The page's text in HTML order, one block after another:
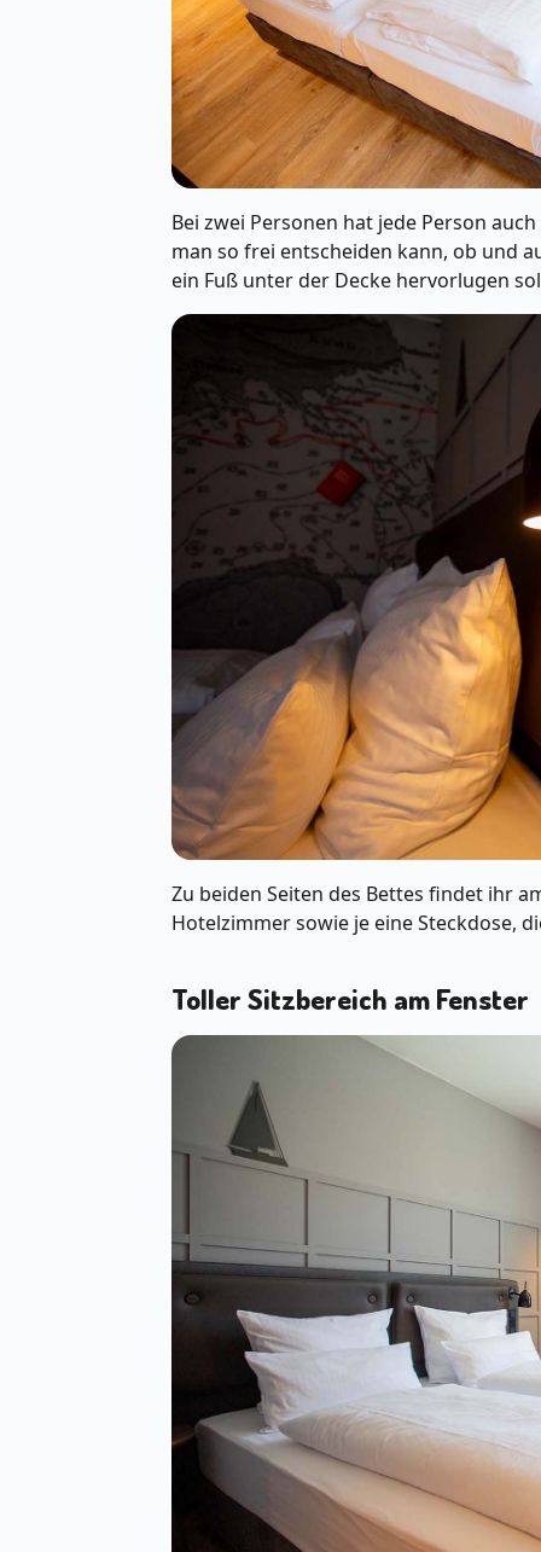
Bei zwei Personen hat jede Person
man so frei entscheiden kann, ob und
ein Fuß unter der Decke hervorlugen
Zu beiden Seiten des Bettes findet ihr
Hotelzimmer sowie je eine Steckdose,
Toller Sitzbereich am Fenster